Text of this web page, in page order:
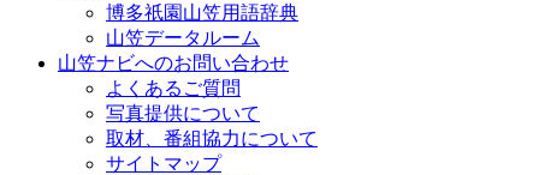
博多祇園山笠用語辞典
山笠データルーム
山笠ナビへのお問い合わせ
よくあるご質問
写真提供について
取材、番組協力について
サイトマップ